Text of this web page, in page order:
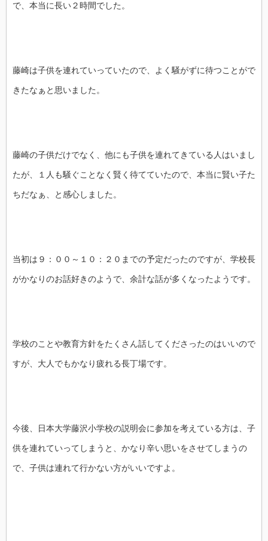
で、本当に長い２時間でした。
藤崎は子供を連れていっていたので、よく騒がずに待つことがで
きたなぁと思いました。
藤崎の子供だけでなく、他にも子供を連れてきている人はいまし
たが、１人も騒ぐことなく賢く待てていたので、本当に賢い子た
ちだなぁ、と感心しました。
当初は９：００～１０：２０までの予定だったのですが、学校長
がかなりのお話好きのようで、余計な話が多くなったようです。
学校のことや教育方針をたくさん話してくださったのはいいので
すが、大人でもかなり疲れる長丁場です。
今後、日本大学藤沢小学校の説明会に参加を考えている方は、子
供を連れていってしまうと、かなり辛い思いをさせてしまうの
で、子供は連れて行かない方がいいですよ。